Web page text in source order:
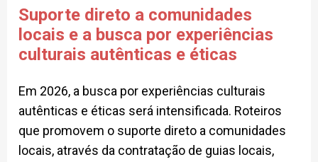
Suporte direto a comunidades
locais e a busca por experiências
culturais autênticas e éticas
Em 2026, a busca por experiências culturais
autênticas e éticas será intensificada. Roteiros
que promovem o suporte direto a comunidades
locais, através da contratação de guias locais,